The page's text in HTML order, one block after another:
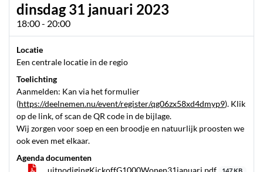
dinsdag 31 januari 2023
18:00 - 20:00
Locatie
Een centrale locatie in de regio
Toelichting
Aanmelden: Kan via het formulier
(https://deelnemen.nu/event/register/qg06zx58xd4dmyp9). Klik
op de link, of scan de QR code in de bijlage.
Wij zorgen voor soep en een broodje en natuurlijk proosten we
ook even met elkaar.
Agenda documenten
uitnodigingKickoffG1000Wonen31januari.pdf